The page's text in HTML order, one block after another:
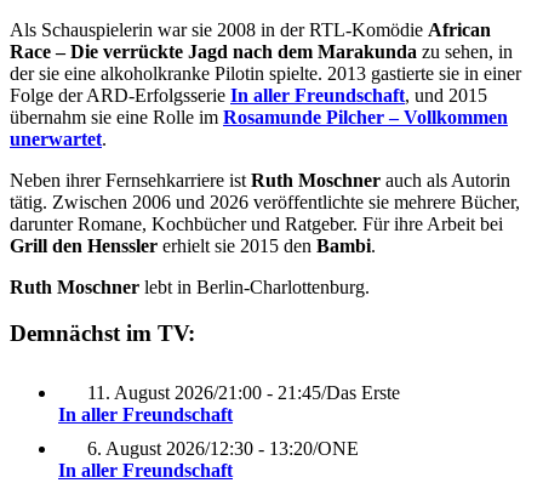
Als Schauspielerin war sie 2008 in der RTL-Komödie African
Race – Die verrückte Jagd nach dem Marakunda zu sehen, in
der sie eine alkoholkranke Pilotin spielte. 2013 gastierte sie in einer
Folge der ARD-Erfolgsserie In aller Freundschaft, und 2015
übernahm sie eine Rolle im Rosamunde Pilcher – Vollkommen
unerwartet.
Neben ihrer Fernsehkarriere ist Ruth Moschner auch als Autorin
tätig. Zwischen 2006 und 2026 veröffentlichte sie mehrere Bücher,
darunter Romane, Kochbücher und Ratgeber. Für ihre Arbeit bei
Grill den Henssler erhielt sie 2015 den Bambi.
Ruth Moschner lebt in Berlin-Charlottenburg.
Demnächst im TV:
11. August 2026/21:00 - 21:45/Das Erste
In aller Freundschaft
6. August 2026/12:30 - 13:20/ONE
In aller Freundschaft